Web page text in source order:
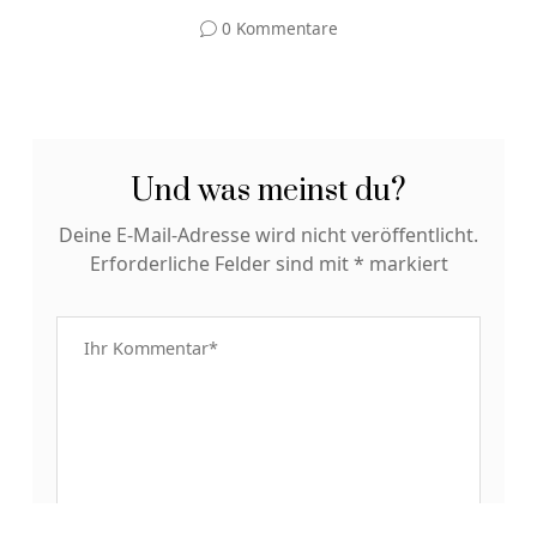
0 Kommentare
Und was meinst du?
Deine E-Mail-Adresse wird nicht veröffentlicht.
Erforderliche Felder sind mit* markiert